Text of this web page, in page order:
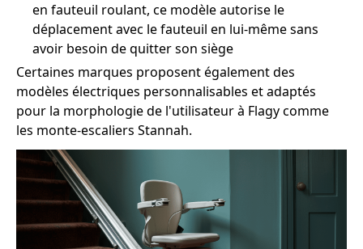
en fauteuil roulant, ce modèle autorise le
déplacement avec le fauteuil en lui-même sans
avoir besoin de quitter son siège
Certaines marques proposent également des
modèles électriques personnalisables et adaptés
pour la morphologie de l'utilisateur à Flagy comme
les monte-escaliers Stannah.